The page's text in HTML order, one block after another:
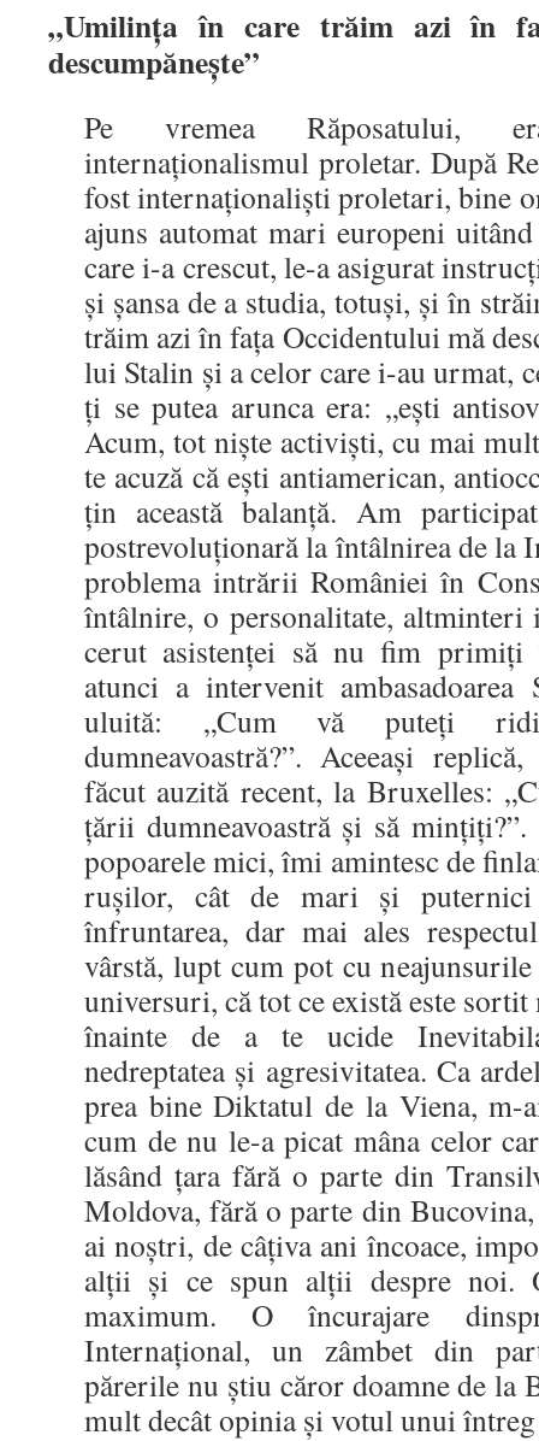
„Umilinţa în care trăim azi în
descumpăneşte”
Pe vremea Răposatului,
internaţionalismul proletar. După
fost internaţionalişti proletari, bine
ajuns automat mari europeni
care i-a crescut, le-a asigurat
şi şansa de a studia, totuşi, şi în
trăim azi în faţa Occidentului mă
lui Stalin şi a celor care i-au urmat,
ţi se putea arunca era: „eşti
Acum, tot nişte activişti, cu mai
te acuză că eşti antiamerican,
ţin această balanţă. Am
postrevoluţionară la întâlnirea de la
problema intrării României în
întâlnire, o personalitate, altminteri
cerut asistenţei să nu fim primiţi
atunci a intervenit
uluită: „Cum vă puteţi
dumneavoastră?”. Aceeaşi
făcut auzită recent, la Bruxelles:
ţării dumneavoastră şi să
popoarele mici, îmi amintesc de
ruşilor, cât de mari şi
înfruntarea, dar mai ales
vârstă, lupt cum pot cu
universuri, că tot ce există este
înainte de a te ucide
nedreptatea şi agresivitatea. Ca
prea bine Diktatul de la Viena, m-
cum de nu le-a picat mâna celor
lăsând ţara fără o parte din
Moldova, fără o parte din
ai noştri, de câţiva ani încoace,
alţii şi ce spun alţii despre noi.
maximum. O încurajare
Internaţional, un zâmbet din
părerile nu ştiu căror doamne de la
mult decât opinia şi votul unui